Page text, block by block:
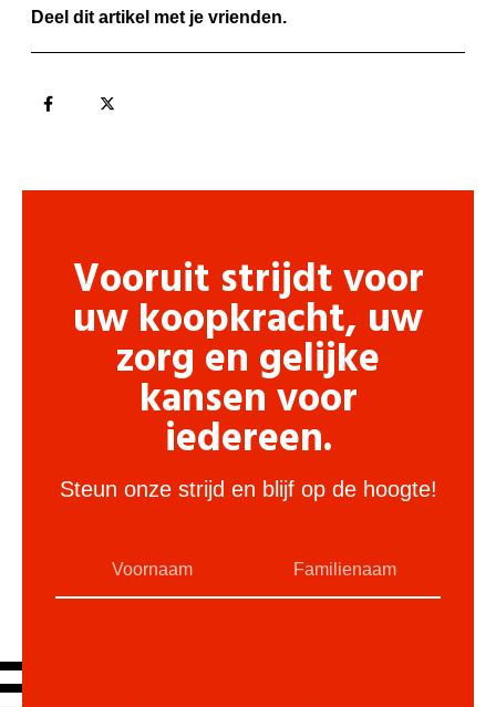
Deel dit artikel met je vrienden.
Vooruit strijdt voor
uw koopkracht, uw
zorg en gelijke
kansen voor
iedereen.
Steun onze strijd en blijf op de hoogte!